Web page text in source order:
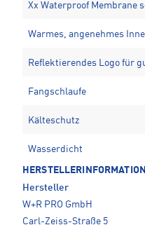
Xx Waterproof Membrane
Warmes, angenehmes
Reflektierendes Logo für
Fangschlaufe
Kälteschutz
Wasserdicht
Hersteller
W+R PRO GmbH
Carl-Zeiss-Straße 5